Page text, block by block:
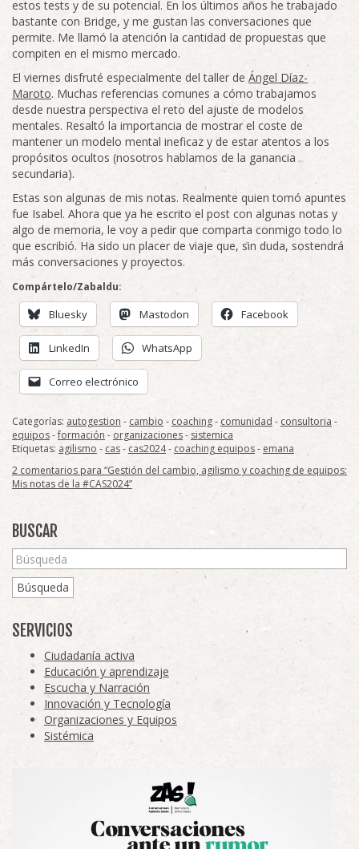
estos tests y de su potencial. En los últimos años he trabajado
bastante con Bridge, y me gustan las conversaciones que
permite. Me llamó la atención la cantidad de propuestas que
compiten en el mismo mercado.
El viernes disfruté especialmente del taller de Ángel Díaz-
Maroto. Muchas referencias comunes a cómo trabajamos
desde nuestra perspectiva el reto del ajuste de modelos
mentales. Resaltó la importancia de mostrar el coste de
mantener un modelo mental ineficaz y de estar atentos a los
propósitos ocultos (nosotros hablamos de la ganancia
secundaria).
Estas son algunas de mis notas. Realmente quien tomó apuntes
fue Isabel. Ahora que ya he escrito el post con algunas notas y
algo de memoria, le voy a pedir que comparta conmigo todo lo
que escribió. Ha sido un placer de viaje que, sin duda, sostendrá
más conversaciones y proyectos.
Compártelo/Zabaldu:
Bluesky Mastodon Facebook
LinkedIn WhatsApp
Correo electrónico
Categorías: autogestion - cambio - coaching- comunidad - consultoria -
equipos-formación - organizaciones- sistemica
Etiquetas: agilismo - cas-cas2024- coaching equipos- emana
2 comentarios para “Gestión del cambio, agilismo y coaching de equipos:
Mis notas de la #CAS2024”
BUSCAR
Búsqueda
SERVICIOS
Ciudadanía activa
Educación y aprendizaje
Escucha y Narración
Innovación y Tecnología
Organizaciones y Equipos
Sistémica